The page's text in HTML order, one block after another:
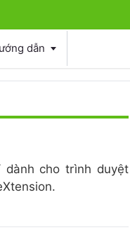
dẫn
dành cho trình duyệt